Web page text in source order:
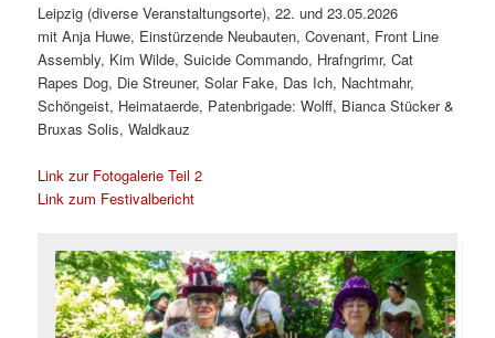
Leipzig (diverse Veranstaltungsorte), 22. und 23.05.2026
mit Anja Huwe, Einstürzende Neubauten, Covenant, Front Line
Assembly, Kim Wilde, Suicide Commando, Hrafngrimr, Cat
Rapes Dog, Die Streuner, Solar Fake, Das Ich, Nachtmahr,
Schöngeist, Heimataerde, Patenbrigade: Wolff, Bianca Stücker &
Bruxas Solis, Waldkauz
Link zur Fotogalerie Teil 2
Link zum Festivalbericht